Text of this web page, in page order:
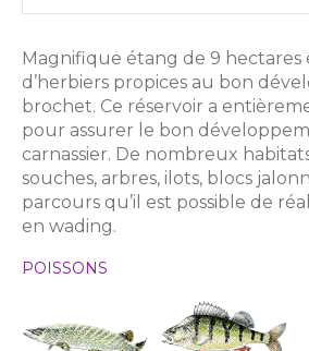
Magnifique étang de 9 hectares
d’herbiers propices au bon
brochet. Ce réservoir a
pour assurer le bon
carnassier. De nombreux
souches, arbres, ilots, blocs
parcours qu’il est possible de
en wading.
POISSONS